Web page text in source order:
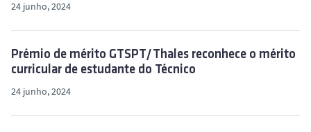
24 junho, 2024
Prémio de mérito GTSPT/Thales reconhece o mérito
curricular de estudante do Técnico
24 junho, 2024